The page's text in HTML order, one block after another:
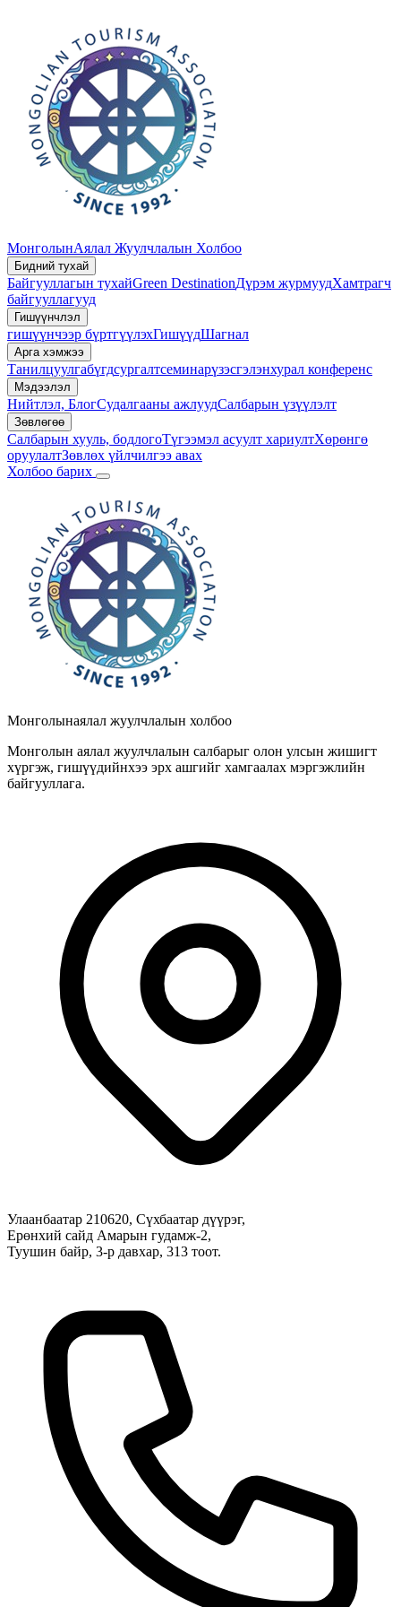
МонголынАялал Жуулчлалын Холбоо
Бидний тухай
Байгууллагын тухайGreen DestinationДүрэм журмуудХамтрагч
байгууллагууд
Гишүүнчлэл
гишүүнчээр бүртгүүлэхГишүүдШагнал
Арга хэмжээ
Танилцуулгабүгдсургалтсеминарүзэсгэлэнхурал конференс
Мэдээлэл
Нийтлэл, БлогСудалгааны ажлуудСалбарын үзүүлэлт
Зөвлөгөө
Салбарын хууль, бодлогоТүгээмэл асуулт хариултХөрөнгө
оруулалтЗөвлөх үйлчилгээ авах
Холбоо барих
Монголынаялал жуулчлалын холбоо
Монголын аялал жуулчлалын салбарыг олон улсын жишигт
хүргэж, гишүүдийнхээ эрх ашгийг хамгаалах мэргэжлийн
байгууллага.
Улаанбаатар 210620, Сүхбаатар дүүрэг,
Ерөнхий сайд Амарын гудамж-2,
Туушин байр, 3-р давхар, 313 тоот.